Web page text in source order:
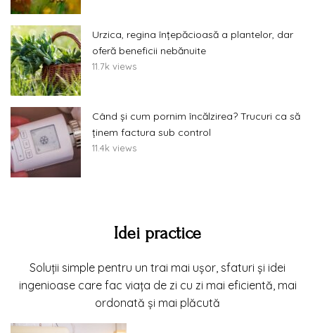
Urzica, regina înțepăcioasă a plantelor, dar
oferă beneficii nebănuite
11.7k views
Când și cum pornim încălzirea? Trucuri ca să
ținem factura sub control
11.4k views
Idei practice
Soluții simple pentru un trai mai ușor, sfaturi și idei
ingenioase care fac viața de zi cu zi mai eficientă, mai
ordonată și mai plăcută